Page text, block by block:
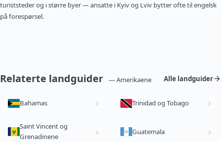
turiststeder og i større byer — ansatte i Kyiv og Lviv bytter ofte til engelsk
på forespørsel.
Relaterte landguider — Amerikaene Alle landguider
Bahamas Trinidad og Tobago
Saint Vincent og
Grenadinene
Guatemala